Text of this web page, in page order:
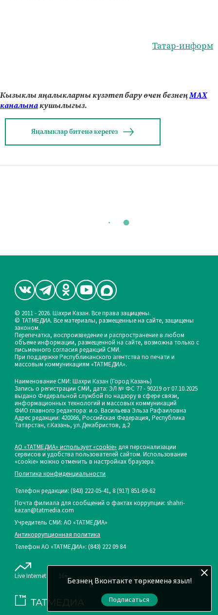
Татар-информ
Кызыклы яңалыкларны күзәтеп бару өчен безнеңМАХ
каналынакушылыгыз.
Яңалыклар битенә керегез
Безнең Вконтакте төркеменә языл!
Подписаться
© 2011 - 2026. Шахри Казан. Все права защищены.
© ТАТМЕДИА. Все материалы, размещенные на сайте, защищены
законом.
Перепечатка, воспроизведение и распространение в любом
объеме информации, размещенной на сайте, возможна только с
письменного согласия редакций СМИ.
При поддержке Республиканского агентства по печати и
массовым коммуникациям «ТАТМЕДИА».
Наименование СМИ: Шахри Казан (Город Казань)
Запись о регистрации СМИ, дата: ЭЛ № ФС 77 - 90219 от 07.10.2025
выдано Федеральной службой по надзору в сфере связи,
информационных технологий и массовых коммуникаций
ФИО главного редактора: и.о. Васильева Эльза Рафаиловна
Адрес редакции: 420066, Российская Федерация, Республика
Татарстан, г.Казань, ул.Декабристов, д.2
АО «ТАТМЕДИА» использует «cookie» для персонализации
сервисов и удобства пользователей сайтом. Использование
«cookie» можно отменить в настройках браузера.
Политика конфиденциальности
Телефон редакции: (843) 222-05-41, 8 (917) 851-69-62
Почта филиала для сообщений о фактах коррупции: shahri-
kazan@tatmedia.com
Учредитель СМИ: АО «ТАТМЕДИА»
Антикоррупционная политика
Телефон АО «ТАТМЕДИА»: (843) 222 09 84
Live Internet 16+